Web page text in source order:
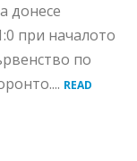
донесе
при началото
по
READ